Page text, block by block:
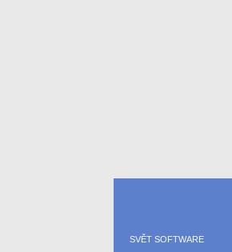
SVĚT SOFTWARE